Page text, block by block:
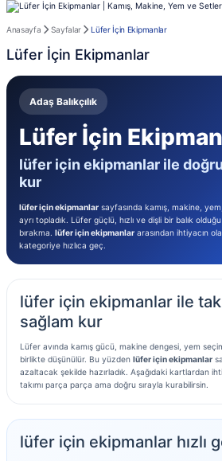
Anasayfa Sayfalar Lüfer İçin Ekipmanlar
Lüfer İçin Ekipmanlar
Adaş Balıkçılık
Lüfer İçin
lüfer için ekipmanlar ile doğru
kur
lüfer için ekipmanlar sayfasında kamış, makine,
ayrı topladık. Lüfer güçlü, hızlı ve dişli bir balık
bırakma. lüfer için ekipmanlar arasından ihtiyacın
kategoriye hızlıca geç.
lüfer için ekipmanlar ile
sağlam kur
Lüfer avında kamış gücü, makine dengesi, yem
birlikte düşünülür. Bu yüzden lüfer için ekipmanlar
azaltacak şekilde hazırladık. Aşağıdaki kartlardan
takımı parça parça ama doğru sırayla kurabilirsin.
lüfer için ekipmanlar hızlı